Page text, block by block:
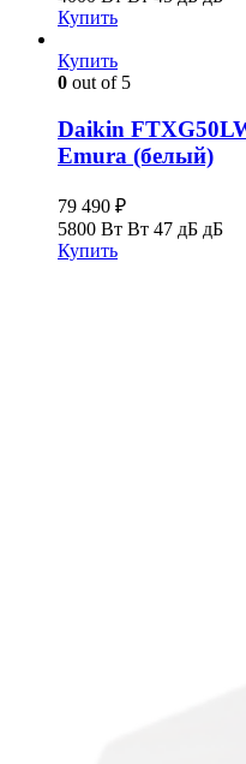
Купить
Купить
0 out of 5
Daikin
Emura (белый)
79 490 ₽
5800 Вт Вт 47 дБ дБ
Купить